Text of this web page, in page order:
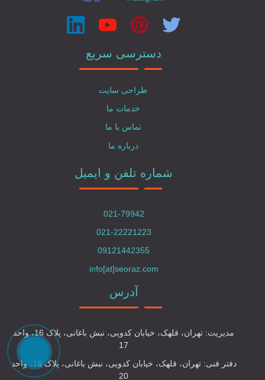
دسترسی سریع
طراحی سایت
خدمات ما
تماس با ما
درباره ما
شماره تلفن و ایمیل
021-79942
021-22221223
09121442355
info[at]seoraz.com
آدرس
مدیریت: تهران، قلهک، خیابان کدویی، نبش باغانی، پلاک 16، واحد
17
دفتر فنی: تهران، قلهک، خیابان کدویی، نبش باغانی، پلاک 16، واحد
20